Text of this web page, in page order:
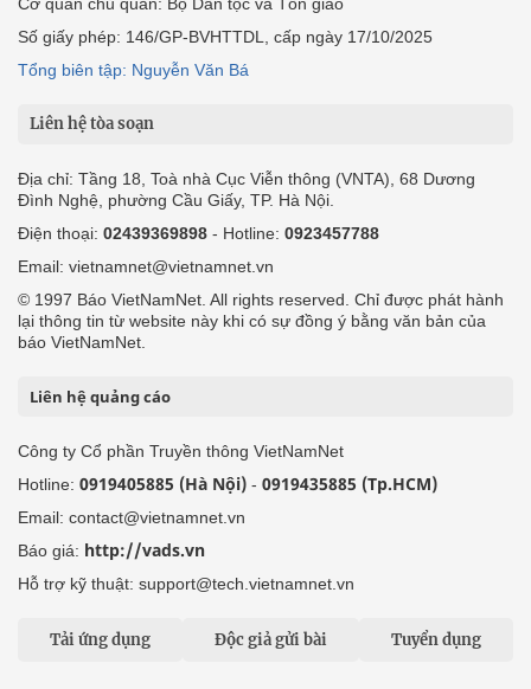
Số giấy phép: 146/GP-BVHTTDL, cấp ngày 17/10/2025
Tổng biên tập: Nguyễn Văn Bá
Liên hệ tòa soạn
Địa chỉ: Tầng 18, Toà nhà Cục Viễn thông (VNTA), 68 Dương
Đình Nghệ, phường Cầu Giấy, TP. Hà Nội.
Điện thoại: 02439369898 - Hotline: 0923457788
Email: vietnamnet@vietnamnet.vn
© 1997 Báo VietNamNet. All rights reserved. Chỉ được phát hành
lại thông tin từ website này khi có sự đồng ý bằng văn bản của
báo VietNamNet.
Liên hệ quảng cáo
Công ty Cổ phần Truyền thông VietNamNet
Hotline: 0919405885 (Hà Nội) - 0919435885 (Tp.HCM)
Email: contact@vietnamnet.vn
Báo giá: http://vads.vn
Hỗ trợ kỹ thuật: support@tech.vietnamnet.vn
Tải ứng dụng Độc giả gửi bài Tuyển dụng